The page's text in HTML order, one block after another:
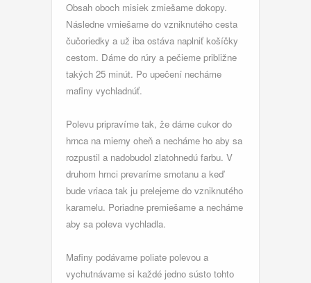
Obsah oboch misiek zmiešame dokopy.
Následne vmiešame do vzniknutého cesta
čučoriedky a už iba ostáva naplniť košíčky
cestom. Dáme do rúry a pečieme približne
takých 25 minút. Po upečení necháme
mafiny vychladnúť.
Polevu pripravíme tak, že dáme cukor do
hrnca na mierny oheň a necháme ho aby sa
rozpustil a nadobudol zlatohnedú farbu. V
druhom hrnci prevaríme smotanu a keď
bude vriaca tak ju prelejeme do vzniknutého
karamelu. Poriadne premiešame a necháme
aby sa poleva vychladla.
Mafiny podávame poliate polevou a
vychutnávame si každé jedno sústo tohto